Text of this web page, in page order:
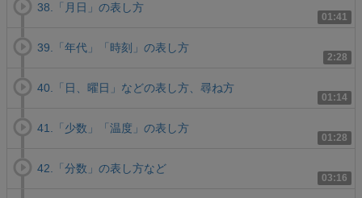
01:41
38.「月日」の表し方
2:28
39.「年代」「時刻」の表し方
01:14
40.「日、曜日」などの表し方、尋ね方
01:28
41.「少数」「温度」の表し方
03:16
42.「分数」の表し方など